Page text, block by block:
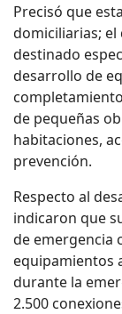
Precisó que
domiciliarias;
destinado
desarrollo de
de pequeñas
habitaciones,
prevención.
Respecto al
indicaron que
de emergencia
equipamientos
durante la
2.500